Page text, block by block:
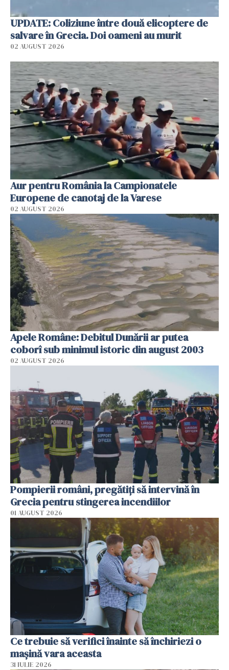
UPDATE: Coliziune între două elicoptere de
salvare în Grecia. Doi oameni au murit
02 AUGUST 2026
Aur pentru România la Campionatele
Europene de canotaj de la Varese
02 AUGUST 2026
Apele Române: Debitul Dunării ar putea
coborî sub minimul istoric din august 2003
02 AUGUST 2026
Pompierii români, pregătiţi să intervină în
Grecia pentru stingerea incendiilor
01 AUGUST 2026
Ce trebuie să verifici înainte să închiriezi o
mașină vara aceasta
31 IULIE 2026